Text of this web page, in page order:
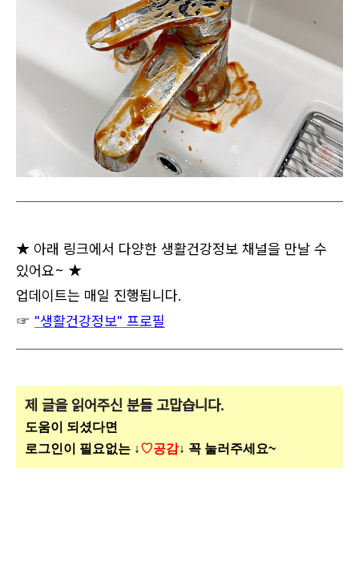
★ 아래 링크에서 다양한 생활건강정보 채널을 만날 수
있어요~ ★
업데이트는 매일 진행됩니다.
☞ "생활건강정보" 프로필
제 글을 읽어주신 분들 고맙습니다.
도움이 되셨다면
로그인이 필요없는 ↓♡공감↓ 꼭 눌러주세요~